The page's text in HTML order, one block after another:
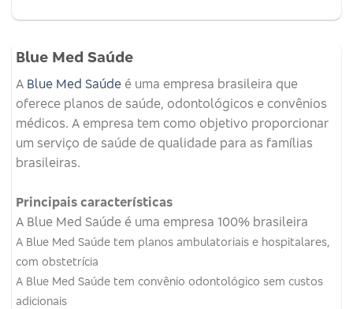
Blue Med Saúde
A Blue Med Saúde é uma empresa brasileira que
oferece planos de saúde, odontológicos e convênios
médicos. A empresa tem como objetivo proporcionar
um serviço de saúde de qualidade para as famílias
brasileiras.
Principais características
A Blue Med Saúde é uma empresa 100% brasileira
A Blue Med Saúde tem planos ambulatoriais e hospitalares,
com obstetrícia
A Blue Med Saúde tem convênio odontológico sem custos
adicionais